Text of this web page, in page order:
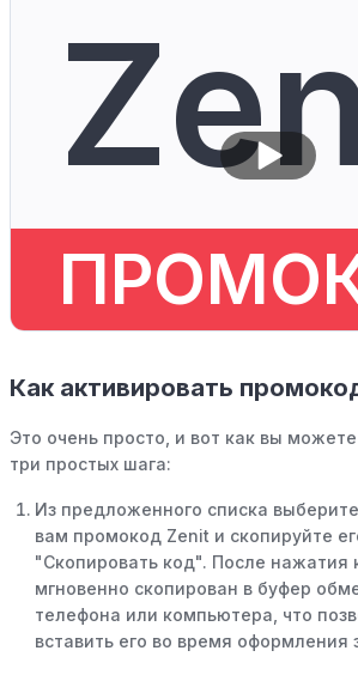
Как активировать
Это очень просто, и вот как вы
три простых шага:
Из предложенного списка
вам промокод Zenit и скопируйте
"Скопировать код". После нажатия
мгновенно скопирован в буфер
телефона или компьютера, что
вставить его во время оформления